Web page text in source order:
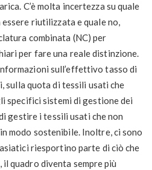
C’è molta incertezza su quale
riutilizzata e quale no,
combinata (NC) per
per fare una reale distinzione.
sull’effettivo tasso di
sulla quota di tessili usati che
specifici sistemi di gestione dei
gestire i tessili usati che non
modo sostenibile. Inoltre, ci sono
riesportino parte di ciò che
quadro diventa sempre più